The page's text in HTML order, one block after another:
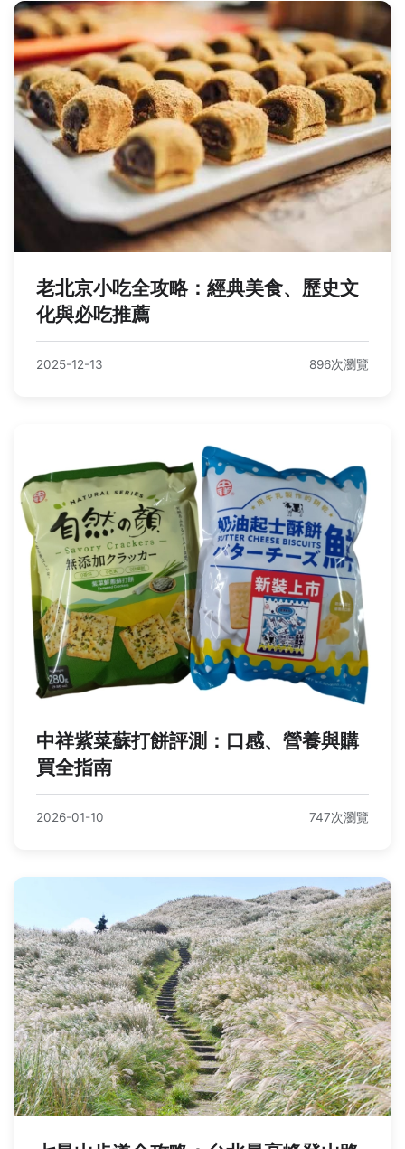
老北京小吃全攻略：經典美食、歷史文
化與必吃推薦
2025-12-13 896次瀏覽
中祥紫菜蘇打餅評測：口感、營養與購
買全指南
2026-01-10 747次瀏覽